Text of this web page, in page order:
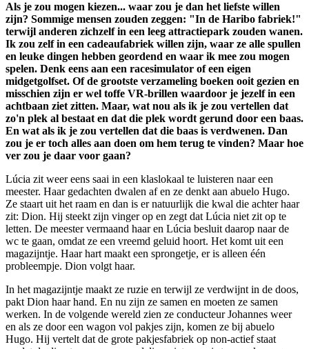
Als je zou mogen kiezen... waar zou je dan het liefste willen
zijn? Sommige mensen zouden zeggen: "In de Haribo fabriek!"
terwijl anderen zichzelf in een leeg attractiepark zouden wanen.
Ik zou zelf in een cadeaufabriek willen zijn, waar ze alle spullen
en leuke dingen hebben geordend en waar ik mee zou mogen
spelen. Denk eens aan een racesimulator of een eigen
midgetgolfset. Of de grootste verzameling boeken ooit gezien en
misschien zijn er wel toffe VR-brillen waardoor je jezelf in een
achtbaan ziet zitten. Maar, wat nou als ik je zou vertellen dat
zo'n plek al bestaat en dat die plek wordt gerund door een baas.
En wat als ik je zou vertellen dat die baas is verdwenen. Dan
zou je er toch alles aan doen om hem terug te vinden? Maar hoe
ver zou je daar voor gaan?
Lúcia zit weer eens saai in een klaslokaal te luisteren naar een
meester. Haar gedachten dwalen af en ze denkt aan abuelo Hugo.
Ze staart uit het raam en dan is er natuurlijk die kwal die achter haar
zit: Dion. Hij steekt zijn vinger op en zegt dat Lúcia niet zit op te
letten. De meester vermaand haar en Lúcia besluit daarop naar de
wc te gaan, omdat ze een vreemd geluid hoort. Het komt uit een
magazijntje. Haar hart maakt een sprongetje, er is alleen één
probleempje. Dion volgt haar.
In het magazijntje maakt ze ruzie en terwijl ze verdwijnt in de doos,
pakt Dion haar hand. En nu zijn ze samen en moeten ze samen
werken. In de volgende wereld zien ze conducteur Johannes weer
en als ze door een wagon vol pakjes zijn, komen ze bij abuelo
Hugo. Hij vertelt dat de grote pakjesfabriek op non-actief staat